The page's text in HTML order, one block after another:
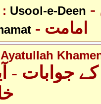
Usool-e-Deen
- امامت
جوابات -